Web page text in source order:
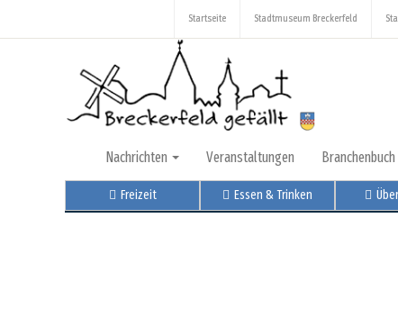
Startseite Stadtmuseum Breckerfeld
Nachrichten Veranstaltungen Branchenbuch
Freizeit Essen & Trinken